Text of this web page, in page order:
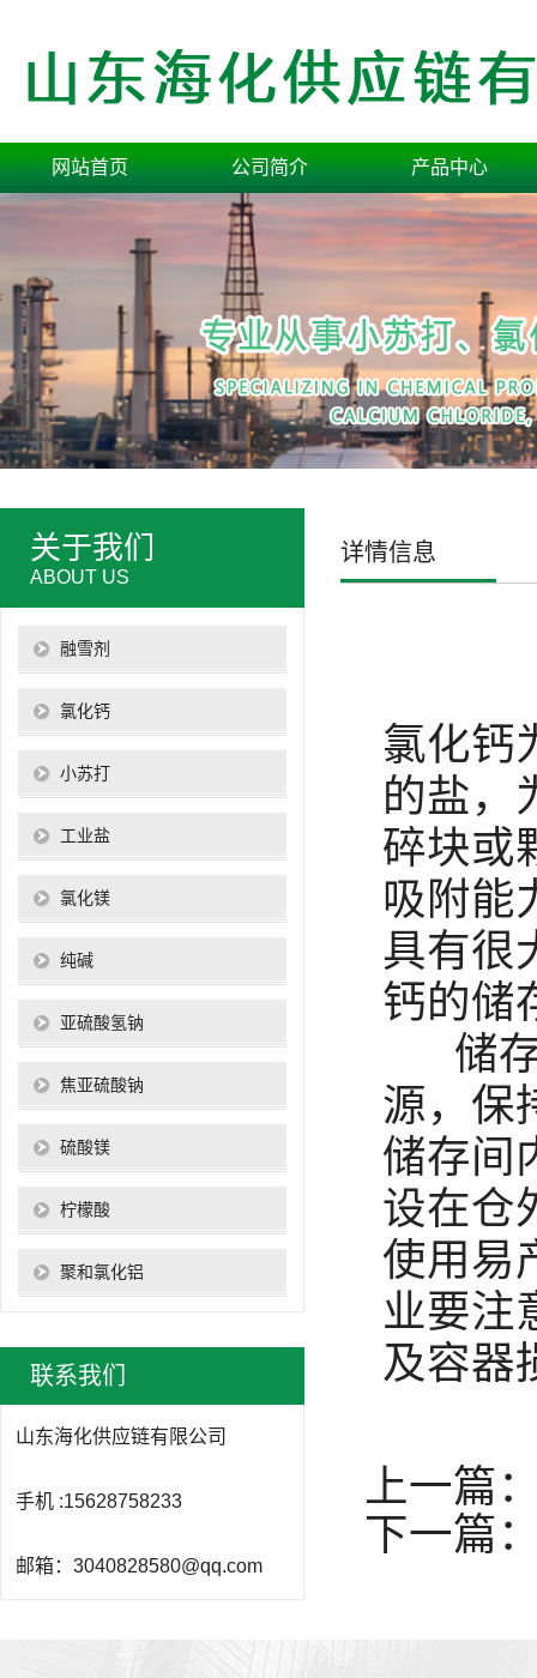
网站首页 公司简介 产品中心
关于我们
ABOUT US
融雪剂
氯化钙
小苏打
工业盐
氯化镁
纯碱
亚硫酸氢钠
焦亚硫酸钠
硫酸镁
柠檬酸
聚和氯化铝
联系我们
山东海化供应链有限公司
手机 :15628758233
邮箱：3040828580@qq.com
详情信息
氯化钙
的盐，
碎块或
吸附能
具有很
钙的储
储存
源，保
储存间
设在仓
使用易
业要注
及容器
上一篇
下一篇